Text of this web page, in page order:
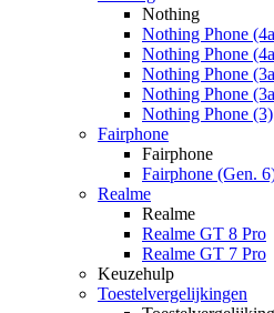
Nothing
Nothing Phone
Nothing Phone
Nothing Phone
Nothing Phone
Nothing Phone (3)
Fairphone
Fairphone
Fairphone (Gen.
Realme
Realme
Realme GT 8 Pro
Realme GT 7 Pro
Keuzehulp
Toestelvergelijkingen